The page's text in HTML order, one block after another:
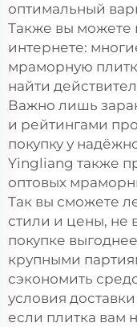
оптимальный
Также вы можете
интернете:
мраморную
найти
Важно лишь
и рейтингами
покупку у
Yingliang также
оптовых
Так вы сможете
стили и цены, не
покупке
крупными
сэкономить
условия
если плитка вам